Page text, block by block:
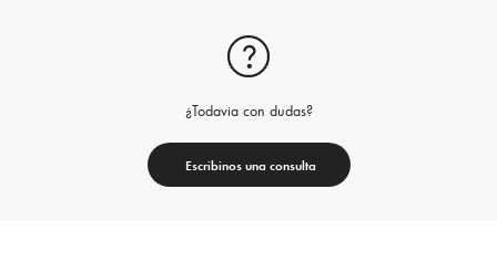
¿Todavia con dudas?
Escribinos una consulta